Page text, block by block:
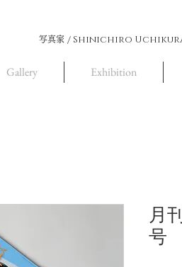
写真家 / Shinichiro
Gallery Exhibition
月
号